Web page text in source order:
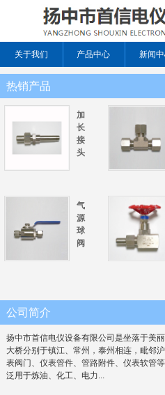
关于我们 产品中心 新闻
热销产品
加
长
接
头
气
源
球
阀
公司简介
扬中市首信电仪设备有限公司是坐落于美
大桥分别于镇江、常州，泰州相连，毗邻
表阀门、仪表管件、管路附件、仪表软管
泛用于炼油、化工、电力...